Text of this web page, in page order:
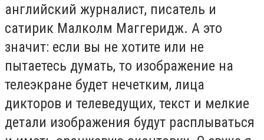
английский журналист, писатель и
сатирик Малколм Маггеридж. А это
значит: если вы не хотите или не
пытаетесь думать, то изображение на
телеэкране будет нечетким, лица
дикторов и телеведущих, текст и мелкие
детали изображения будут расплываться